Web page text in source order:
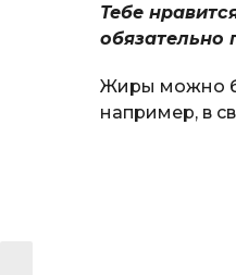
Тебе
обязательно
Жиры можно
например, в